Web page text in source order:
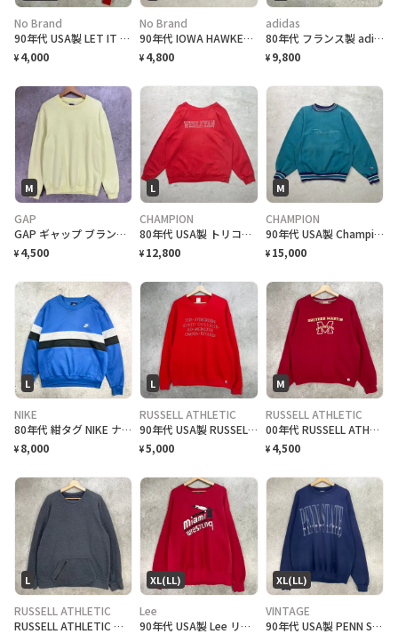
No Brand
90年代 USA製 LET IT SNOW 企業ロゴプリント スウェットシャツ メンズXL 古着 90s VINTAGE ヴィンテージ 雪 冬 赤色
¥ 4,000
No Brand
90年代 IOWA HAWKEYES Rose Bowl スーベニア プリントスウェット メンズL相当 古着 90s VINTAGE ヴィンテージ アメカジ ローズボウル トレーナー 黒色
¥ 4,800
adidas
80年代 フランス製 adidas アディダス ワンポイントロゴ スウェットシャツ メンズM相当 古着 80s VINTAGE ヴィンテージ ハンドポケット付き グリーン イエロー ブルー レッド
¥ 9,800
M
GAP
GAP ギャップ ブランクスウェットシャツ 無地 メンズM相当 古着 アメカジ 薄黄色
¥ 4,500
L
CHAMPION
80年代 USA製 トリコタグ Champion チャンピオン WESLEYAN カレッジプリント スウェットシャツ メンズL相当 古着 80s ヴィンテージ VINTAGE 赤
¥ 12,800
M
CHAMPION
90年代 USA製 Champion チャンピオン REVERSE WEAVE リバースウィーブ 刺繍ロゴ スウェットシャツ リブボーダー メンズM 古着 90s VINTAGE ヴィンテージ アメカジ スウェット トレーナー ターコイズグリーン
¥ 15,000
L
NIKE
80年代 紺タグ NIKE ナイキ スウェットシャツ メンズL 古着 80S VINTAGE ヴィンテージ ワンポイントロゴ刺繍 ブルー グレー ブラック 青 黒
¥ 8,000
L
RUSSELL ATHLETIC
90年代 USA製 RUSSELL ATHLETIC カレッジプリント スウェットシャツ メンズL相当 古着 90s ヴィンテージ VINTAGE THE EVERGREEN STATE COLLEGE ラッセルアスレチック 前Vガゼット アメカジ トレーナー 赤色
¥5,000
M
RUSSELL ATHLETIC
00年代 RUSSELL ATHLETIC カレッジプリント リバースタイプ スウェットシャツ メンズM 古着 00s Y2K ヴィンテージ VINTAGE BROTHER MARTIN CRUSADERS ラッセルアスレチック 前Vガゼット アメカジ トレーナー 赤色
¥ 4,500
L
RUSSELL ATHLETIC
RUSSELL ATHLETIC ブランクスウェットシャツ 無地 前ポケ付き メンズL 古着 ラッセルアスレチック 前Vガゼット アメカジ トレーナー チャコールグレー
XL(LL)
Lee
90年代 USA製 Lee リー MIAMI WRESTLING スウェットシャツ リバースウィーブタイプ メンズXL 古着 90s VINTAGE ヴィンテージ マイアミ レスリング スポーツ 赤色
XL(LL)
VINTAGE
90年代 USA製 PENN STATE NITTANY LIONS アメフト チーム スウェットシャツ メンズXL 古着 90s ヴィンテージ VINTAGE トレーナー アメカジ スポーツ ニタニー・ライオンズ・フットボール 紺色